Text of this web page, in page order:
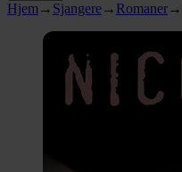
Hjem → Sjangere→ Romaner→